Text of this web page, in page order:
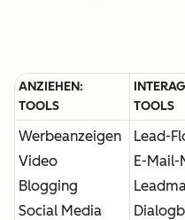
ANZIEHEN:
TOOLS
TOOLS
Werbeanzeigen
Video
Blogging
Social Media
Lead-
E-Mail-